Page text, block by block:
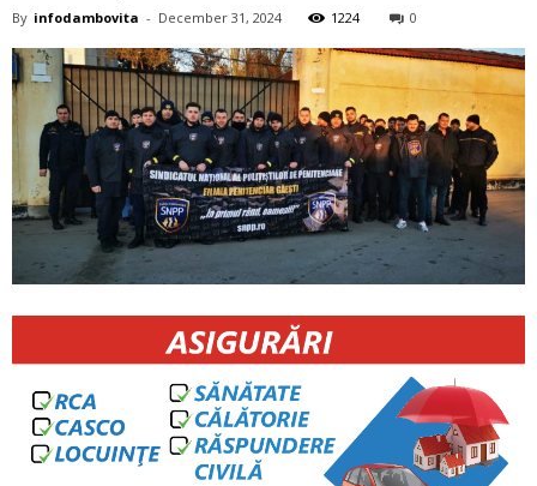
By infodambovita - December 31, 2024 1224 0